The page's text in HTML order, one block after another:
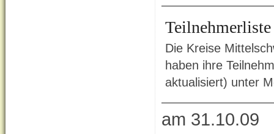
Die Kreise
haben ihre
aktualisiert) unter
am 31.10.09